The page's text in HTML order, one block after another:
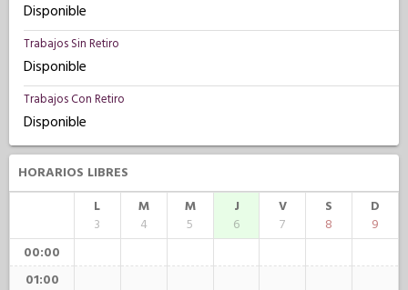
Disponible
Trabajos Sin Retiro
Disponible
Trabajos Con Retiro
Disponible
HORARIOS LIBRES
L
3
M
4
M
5
J
6
V
7
S
8
D
9
00:00
01:00